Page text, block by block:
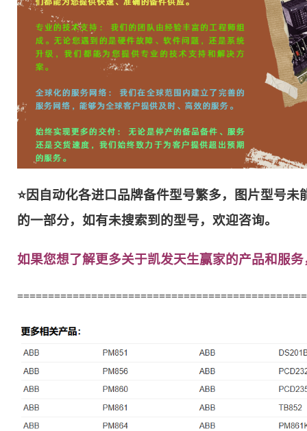
⭐因自动化各进口品牌备件型号繁多，图片型号
的一部分，如有未搜索到的型号，欢迎咨询。
如果您想了解更多关于凯发天生赢家的产品和服